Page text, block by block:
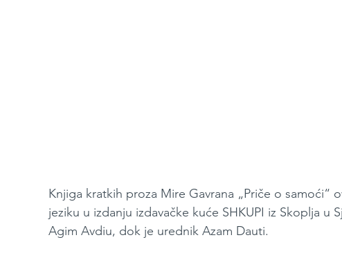
Knjiga kratkih proza Mire Gavrana „Priče o samoći“
jeziku u izdanju izdavačke kuće SHKUPI iz Skoplja u
Agim Avdiu, dok je urednik Azam Dauti.